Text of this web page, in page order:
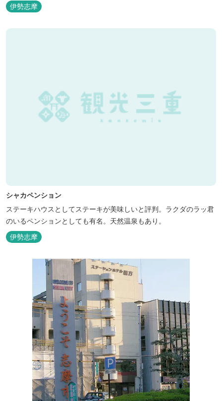
伊勢志摩
シャカペンション
ステーキハウスとしてステーキが美味しいと評判。ラクダのラッ君
のいるペンションとしても有名。天然温泉もあり。
伊勢志摩